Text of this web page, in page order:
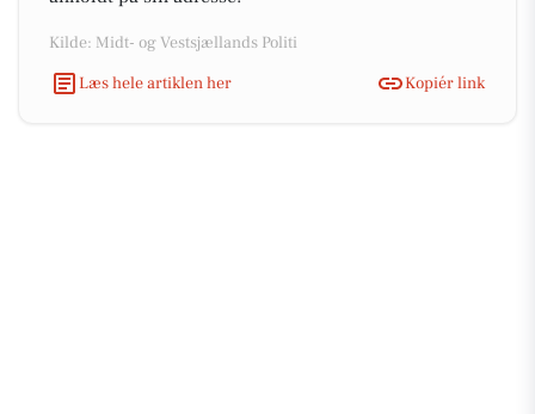
Kilde: Midt- og Vestsjællands Politi
Læs hele artiklen her
Kopiér link